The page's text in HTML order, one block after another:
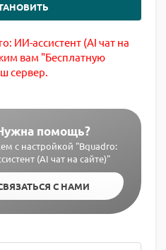
ИИ-ассистент (AI чат на
вам "Бесплатную
сервер.
помощь?
с настройкой "Bquadro:
(AI чат на сайте)"
С НАМИ